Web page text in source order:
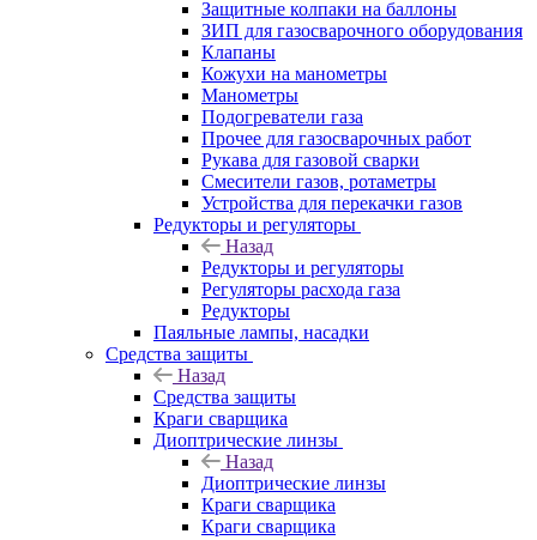
Защитные колпаки на баллоны
ЗИП для газосварочного оборудования
Клапаны
Кожухи на манометры
Манометры
Подогреватели газа
Прочее для газосварочных работ
Рукава для газовой сварки
Смесители газов, ротаметры
Устройства для перекачки газов
Редукторы и регуляторы
Назад
Редукторы и регуляторы
Регуляторы расхода газа
Редукторы
Паяльные лампы, насадки
Средства защиты
Назад
Средства защиты
Краги сварщика
Диоптрические линзы
Назад
Диоптрические линзы
Краги сварщика
Краги сварщика